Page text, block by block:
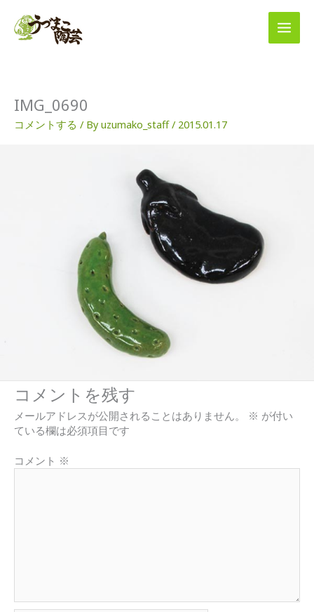
IMG_0690
コメントする / Byuzumako_staff/ 2015.01.17
コメントを残す
メールアドレスが公開されることはありません。 ※ が付い
ている欄は必須項目です
コメント ※